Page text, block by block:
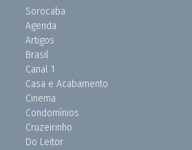
Sorocaba
Agenda
Artigos
Brasil
Canal 1
Casa e Acabamento
Cinema
Condomínios
Cruzeirinho
Do Leitor